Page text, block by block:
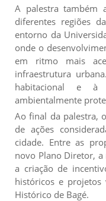
A palestra também
diferentes regiões
entorno da
onde o
em ritmo mais
infraestrutura
habitacional e à
ambientalmente
Ao final da palestra,
de ações
cidade. Entre as
novo Plano Diretor, a
a criação de
históricos e projetos
Histórico de Bagé.